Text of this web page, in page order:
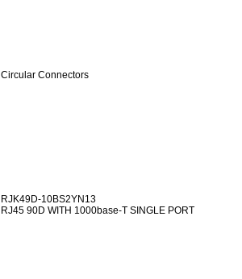
Circular Connectors
RJK49D-10BS2YN13
RJ45 90D WITH 1000base-T SINGLE PORT